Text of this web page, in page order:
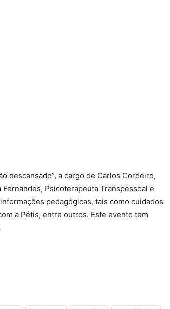
descansado”, a cargo de Carlos Cordeiro,
Psicoterapeuta Transpessoal e
pedagógicas, tais como cuidados
a Pétis, entre outros. Este evento tem